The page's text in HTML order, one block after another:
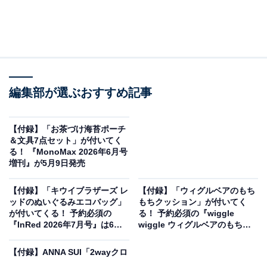
宝島社から6月9日に発売される『MonoMax 2026年7月
号増刊』（税込1590円）。付録として、「メッセンジャ
ーバッグ」が付いてきます。
編集部が選ぶおすすめ記事
【付録】「お茶づけ海苔ポーチ
＆文具7点セット」が付いてく
る！ 『MonoMax 2026年6月号
増刊』が5月9日発売
【付録】「キウイブラザーズ レ
ッドのぬいぐるみエコバッグ」
が付いてくる！ 予約必須の
『InRed 2026年7月号』は6月5
【付録】「ウィグルベアのもち
もちクッション」が付いてく
る！ 予約必須の『wiggle
wiggle ウィグルベアのもちも
【付録】ANNA SUI「2wayクロ